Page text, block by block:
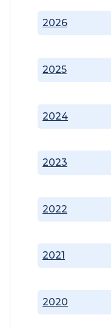
2020
2021
2022
2023
2024
2025
2026